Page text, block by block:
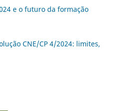
e o futuro da formação
CNE/CP 4/2024: limites,